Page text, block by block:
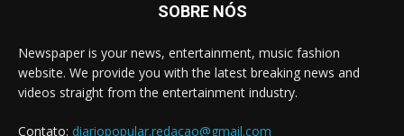
SOBRE NÓS
Newspaper is your news, entertainment, music fashion
website. We provide you with the latest breaking news and
videos straight from the entertainment industry.
Contato: diariopopular.redacao@gmail.com